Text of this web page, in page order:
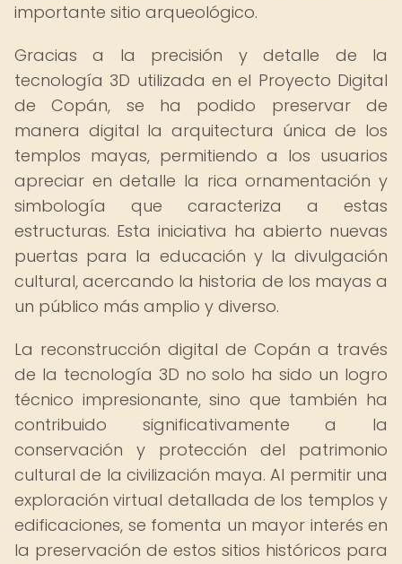
importante sitio arqueológico.
Gracias a la precisión y detalle de la
tecnología 3D utilizada en el Proyecto Digital
de Copán, se ha podido preservar de
manera digital la arquitectura única de los
templos mayas, permitiendo a los usuarios
apreciar en detalle la rica ornamentación y
simbología que caracteriza a estas
estructuras. Esta iniciativa ha abierto nuevas
puertas para la educación y la divulgación
cultural, acercando la historia de los mayas a
un público más amplio y diverso.
La reconstrucción digital de Copán a través
de la tecnología 3D no solo ha sido un logro
técnico impresionante, sino que también ha
contribuido significativamente a la
conservación y protección del patrimonio
cultural de la civilización maya. Al permitir una
exploración virtual detallada de los templos y
edificaciones, se fomenta un mayor interés en
la preservación de estos sitios históricos para